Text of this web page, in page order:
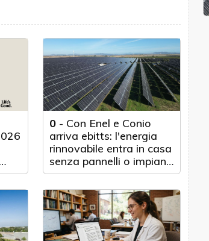
0 - Con Enel e Conio
arriva ebitts: l'energia
rinnovabile entra in casa
senza pannelli o impianti
fisici